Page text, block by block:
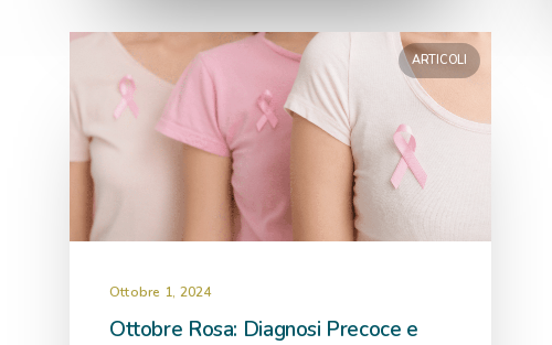
ARTICOLI
Ottobre 1, 2024
Ottobre Rosa: Diagnosi Precoce e